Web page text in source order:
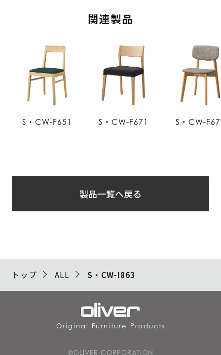
関連製品
S・CW-F651 S・CW-F671 S・CW-
製品一覧へ戻る
トップ ALL S・CW-I863
Original Furniture Products
©OLIVER CORPORATION